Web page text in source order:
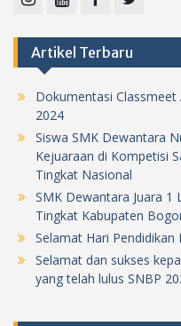
Artikel Terbaru
Dokumentasi
2024
Siswa SMK Dewantara
Kejuaraan di Kompetisi
Tingkat Nasional
SMK Dewantara Juara 1
Tingkat Kabupaten
Selamat Hari Pendidikan
Selamat dan sukses
yang telah lulus SNBP